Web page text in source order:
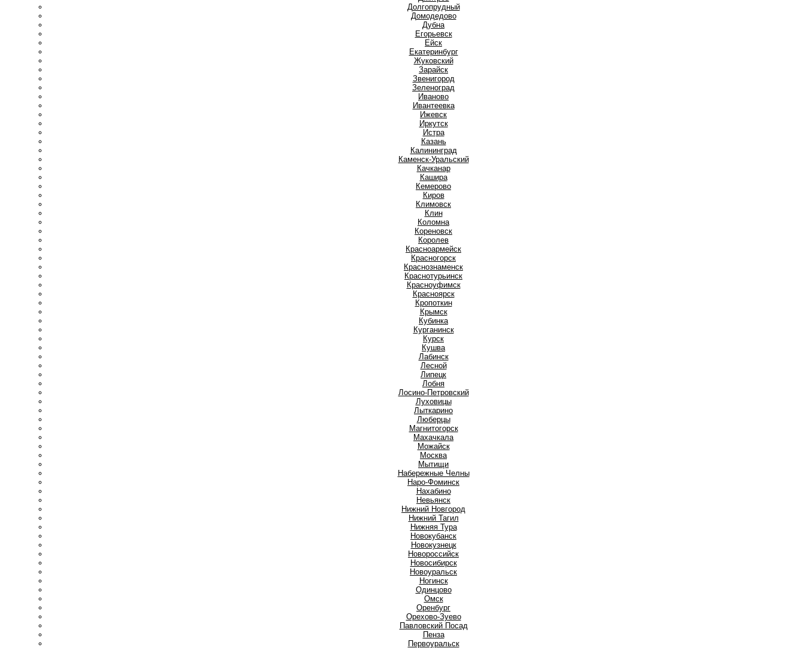
Долгопрудный
Домодедово
Дубна
Егорьевск
Ейск
Екатеринбург
Жуковский
Зарайск
Звенигород
Зеленоград
Иваново
Ивантеевка
Ижевск
Иркутск
Истра
Казань
Калининград
Каменск-Уральский
Качканар
Кашира
Кемерово
Киров
Климовск
Клин
Коломна
Кореновск
Королев
Красноармейск
Красногорск
Краснознаменск
Краснотурьинск
Красноуфимск
Красноярск
Кропоткин
Крымск
Кубинка
Курганинск
Курск
Кушва
Лабинск
Лесной
Липецк
Лобня
Лосино-Петровский
Луховицы
Лыткарино
Люберцы
Магнитогорск
Махачкала
Можайск
Москва
Мытищи
Набережные Челны
Наро-Фоминск
Нахабино
Невьянск
Нижний Новгород
Нижний Тагил
Нижняя Тура
Новокубанск
Новокузнецк
Новороссийск
Новосибирск
Новоуральск
Ногинск
Одинцово
Омск
Оренбург
Орехово-Зуево
Павловский Посад
Пенза
Первоуральск